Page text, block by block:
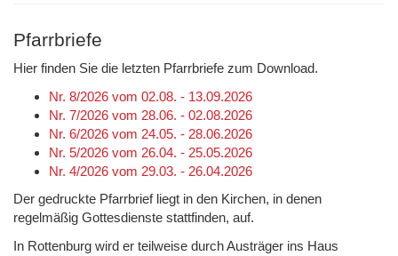
Pfarrbriefe
Hier finden Sie die letzten Pfarrbriefe zum Download.
Nr. 8/2026 vom 02.08. - 13.09.2026
Nr. 7/2026 vom 28.06. - 02.08.2026
Nr. 6/2026 vom 24.05. - 28.06.2026
Nr. 5/2026 vom 26.04. - 25.05.2026
Nr. 4/2026 vom 29.03. - 26.04.2026
Der gedruckte Pfarrbrief liegt in den Kirchen, in denen
regelmäßig Gottesdienste stattfinden, auf.
In Rottenburg wird er teilweise durch Austräger ins Haus